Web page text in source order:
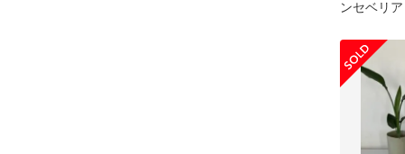
ンセベリ
物 室内